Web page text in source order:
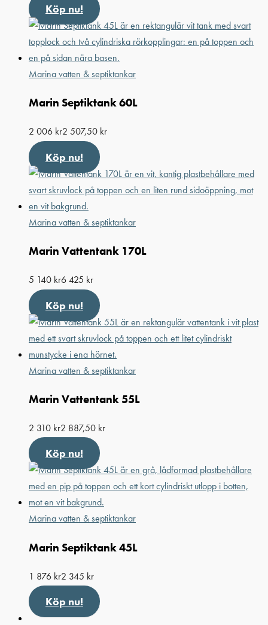
Köp nu!
Marina vatten & septiktankar
Marin Septiktank 60L
2 006 kr2 507,50 kr
Köp nu!
Marina vatten & septiktankar
Marin Vattentank 170L
5 140 kr6 425 kr
Köp nu!
Marina vatten & septiktankar
Marin Vattentank 55L
2 310 kr2 887,50 kr
Köp nu!
Marina vatten & septiktankar
Marin Septiktank 45L
1 876 kr2 345 kr
Köp nu!